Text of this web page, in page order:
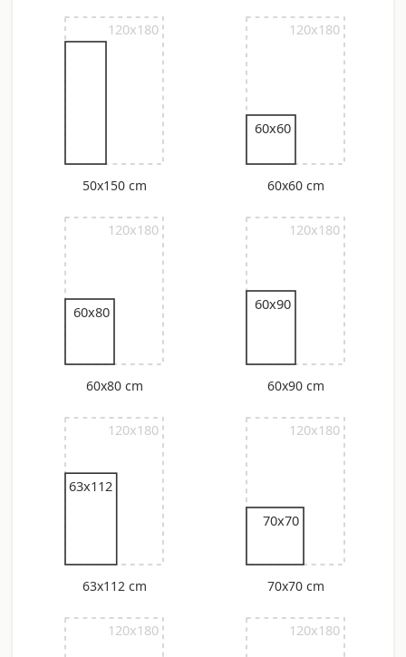
120x180
50x150 cm
120x180
60x60
60x60 cm
120x180
60x80
60x80 cm
120x180
60x90
60x90 cm
120x180
63x112
63x112 cm
120x180
70x70
70x70 cm
120x180 120x180